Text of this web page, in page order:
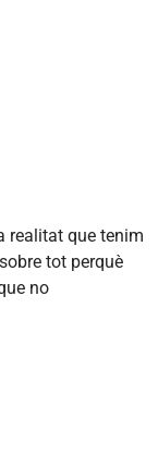
realitat que tenim
tot perquè
no